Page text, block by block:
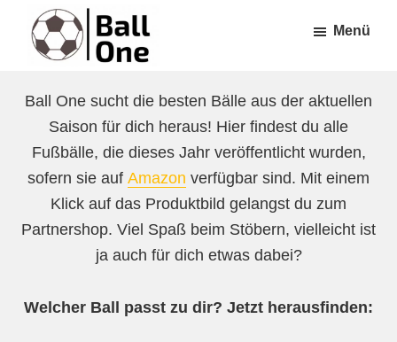
Inhalt
springen
Fußzeile
springen
One
Fußball!
Menü
Ball One sucht die besten Bälle aus der aktuellen
Saison für dich heraus! Hier findest du alle
Fußbälle, die dieses Jahr veröffentlicht wurden,
sofern sie auf Amazon verfügbar sind. Mit einem
Klick auf das Produktbild gelangst du zum
Partnershop. Viel Spaß beim Stöbern, vielleicht ist
ja auch für dich etwas dabei?
Welcher Ball passt zu dir? Jetzt herausfinden: